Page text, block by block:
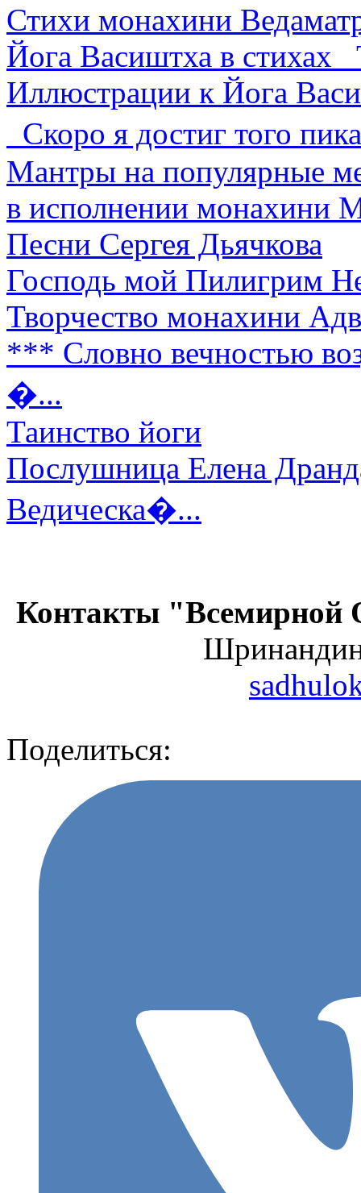
Стихи монахини
Йога Васиштха в стихах
Иллюстрации к Йога
Скоро я достиг того
Мантры на популярные
в исполнении монахини
Песни Сергея Дьячкова
Господь мой Пилигрим
Творчество монахини
*** Словно вечностью
�...
Таинство йоги
Послушница Елена
Ведическа�...
Контакты
Поделиться: